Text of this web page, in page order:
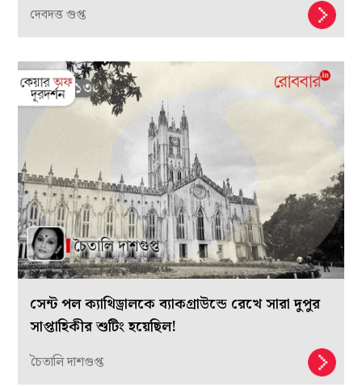
দেবদত্ত গুপ্ত
সেন্ট পল ক্যাথিড্রালকে ব্যাকগ্রাউন্ডে রেখে সারা দুপুর
সাপ্তাহিকীর শুটিং হয়েছিল!
চৈতালি দাশগুপ্ত